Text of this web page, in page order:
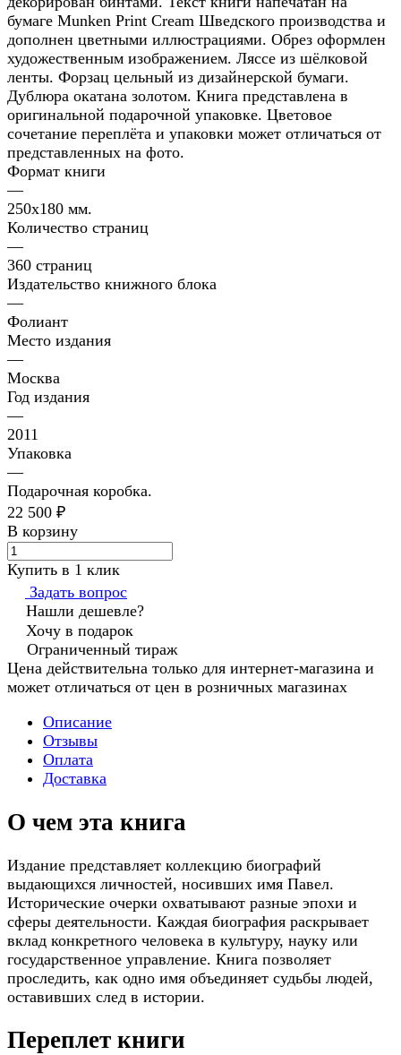
бумаге Munken Print Cream Шведского производства и
дополнен цветными иллюстрациями. Обрез оформлен
художественным изображением. Ляссе из шёлковой
ленты. Форзац цельный из дизайнерской бумаги.
Дублюра окатана золотом. Книга представлена в
оригинальной подарочной упаковке. Цветовое
сочетание переплёта и упаковки может отличаться от
представленных на фото.
Формат книги
—
250х180 мм.
Количество страниц
—
360 страниц
Издательство книжного блока
—
Фолиант
Место издания
—
Москва
Год издания
—
2011
Упаковка
—
Подарочная коробка.
22 500 ₽
В корзину
Купить в 1 клик
Задать вопрос
Нашли дешевле?
Хочу в подарок
Ограниченный тираж
Цена действительна только для интернет-магазина и
может отличаться от цен в розничных магазинах
Описание
Отзывы
Оплата
Доставка
О чем эта книга
Издание представляет коллекцию биографий
выдающихся личностей, носивших имя Павел.
Исторические очерки охватывают разные эпохи и
сферы деятельности. Каждая биография раскрывает
вклад конкретного человека в культуру, науку или
государственное управление. Книга позволяет
проследить, как одно имя объединяет судьбы людей,
оставивших след в истории.
Переплет книги